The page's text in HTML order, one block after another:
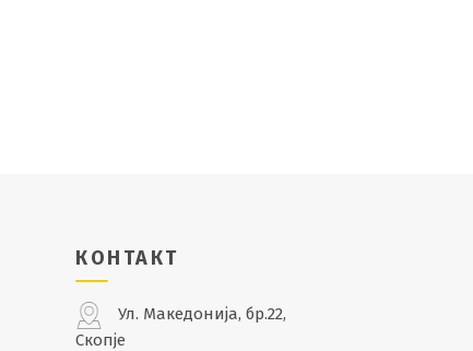
КОНТАКТ
Ул. Македонија, бр.22,
Скопје